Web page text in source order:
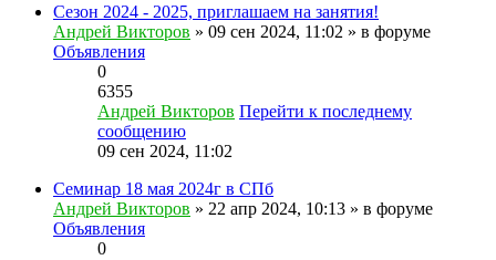
Сезон 2024 - 2025, приглашаем на занятия!
Андрей Викторов » 09 сен 2024, 11:02 » в форуме
Объявления
0
6355
Андрей Викторов Перейти к последнему
сообщению
09 сен 2024, 11:02
Семинар 18 мая 2024г в СПб
Андрей Викторов » 22 апр 2024, 10:13 » в форуме
Объявления
0